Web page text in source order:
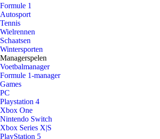
Formule 1
Autosport
Tennis
Wielrennen
Schaatsen
Wintersporten
Managerspelen
Voetbalmanager
Formule 1-manager
Games
PC
Playstation 4
Xbox One
Nintendo Switch
Xbox Series X|S
PlayStation 5